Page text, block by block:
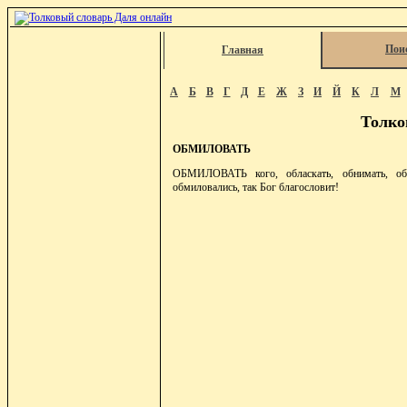
Главная
А Б В Г Д Е Ж З И Й К Л М
ОБМИЛОВАТЬ
ОБМИЛОВАТЬ кого, обласкать, обнимать,
обмиловались, так Бог благословит!